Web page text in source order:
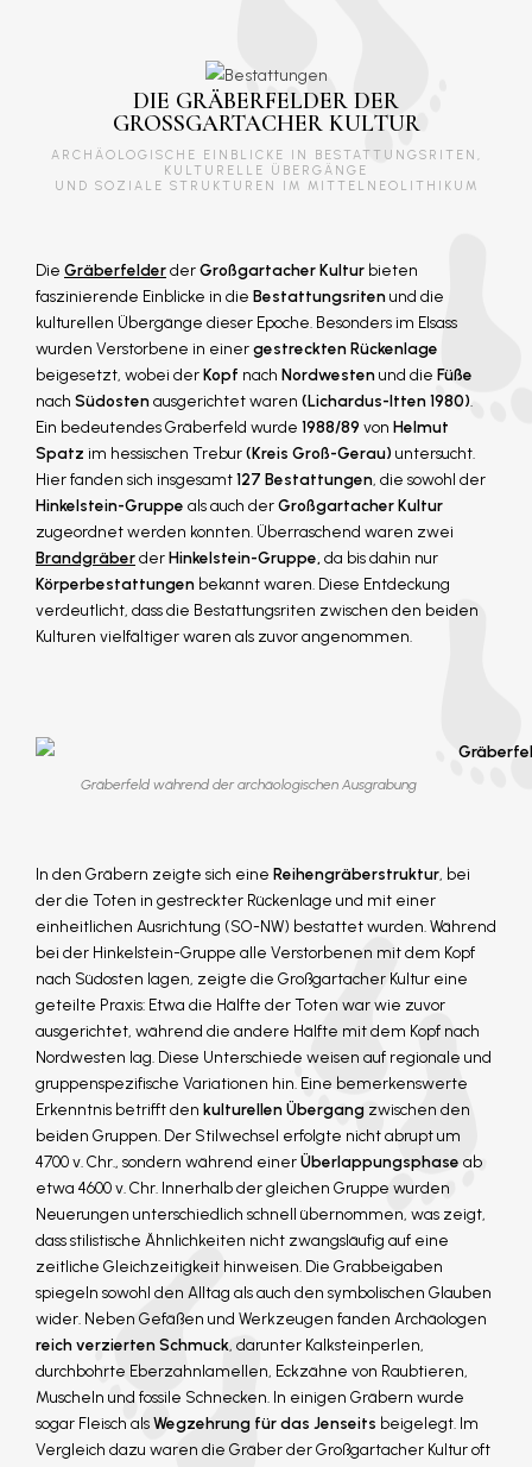
DIE GRÄBERFELDER DER
GROSSGARTACHER KULTUR
ARCHÄOLOGISCHE EINBLICKE IN BESTATTUNGSRITEN,
KULTURELLE ÜBERGÄNGE
UND SOZIALE STRUKTUREN IM MITTELNEOLITHIKUM
Die GräberfelderderGroßgartacher Kultur bieten
faszinierende Einblicke in die Bestattungsritenund die
kulturellen Übergänge dieser Epoche. Besonders im Elsass
wurden Verstorbene in einergestreckten Rückenlage
beigesetzt, wobei derKopf nach Nordwestenund die Füße
nach Südostenausgerichtet waren (Lichardus-Itten 1980)
Ein bedeutendes Gräberfeld wurde 1988/89 von Helmut
Spatz im hessischen Trebur(Kreis Groß-Gerau) untersucht.
Hier fanden sich insgesamt127 Bestattungen, die sowohl der
Hinkelstein-Gruppe als auch derGroßgartacher Kultur
zugeordnet werden konnten. Überraschend waren zwei
BrandgräberderHinkelstein-Gruppe, da bis dahin nur
Körperbestattungen bekannt waren. Diese Entdeckung
verdeutlicht, dass die Bestattungsriten zwischen den beiden
Kulturen vielfältiger waren als zuvor angenommen.
Gräberfeld während der archäologischen Ausgrabung
In den Gräbern zeigte sich eine Reihengräberstruktur, bei
der die Toten in gestreckter Rückenlage und mit einer
einheitlichen Ausrichtung (SO-NW) bestattet wurden. Während
bei der Hinkelstein-Gruppe alle Verstorbenen mit dem Kopf
nach Südosten lagen, zeigte die Großgartacher Kultur eine
geteilte Praxis: Etwa die Hälfte der Toten war wie zuvor
ausgerichtet, während die andere Hälfte mit dem Kopf nach
Nordwesten lag. Diese Unterschiede weisen auf regionale und
gruppenspezifische Variationen hin. Eine bemerkenswerte
Erkenntnis betrifft den kulturellen Übergang zwischen den
beiden Gruppen. Der Stilwechsel erfolgte nicht abrupt um
4700 v. Chr., sondern während einerÜberlappungsphase ab
etwa 4600 v. Chr. Innerhalb der gleichen Gruppe wurden
Neuerungen unterschiedlich schnell übernommen, was zeigt,
dass stilistische Ähnlichkeiten nicht zwangsläufig auf eine
zeitliche Gleichzeitigkeit hinweisen. Die Grabbeigaben
spiegeln sowohl den Alltag als auch den symbolischen Glauben
wider. Neben Gefäßen und Werkzeugen fanden Archäologen
reich verzierten Schmuck, darunter Kalksteinperlen,
durchbohrte Eberzahnlamellen, Eckzähne von Raubtieren,
Muscheln und fossile Schnecken. In einigen Gräbern wurde
sogar Fleisch alsWegzehrung für das Jenseits beigelegt. Im
Vergleich dazu waren die Gräber der Großgartacher Kultur oft